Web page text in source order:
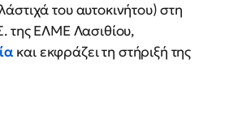
του αυτοκινήτου) στη
της ΕΛΜΕ Λασιθίου,
και εκφράζει τη στήριξή της